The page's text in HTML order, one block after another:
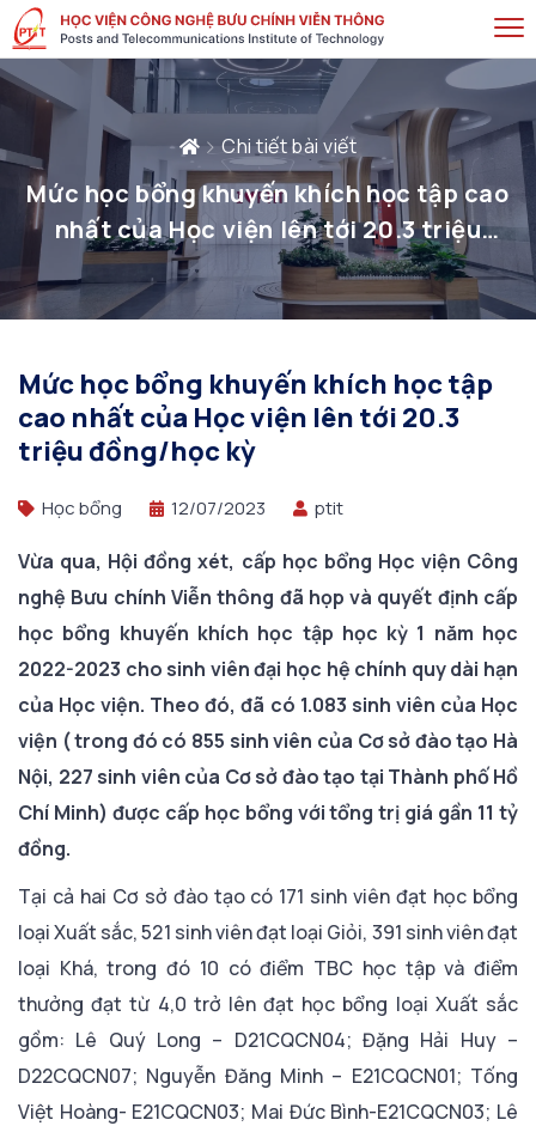
Chi tiết bài viết
Mức học bổng khuyến khích học tập cao
nhất của Học viện lên tới 20.3 triệu
đồng/học kỳ
Mức học bổng khuyến khích học tập
cao nhất của Học viện lên tới 20.3
triệu đồng/học kỳ
Học bổng 12/07/2023 ptit
Vừa qua, Hội đồng xét, cấp học bổng Học viện Công
nghệ Bưu chính Viễn thông đã họp và quyết định cấp
học bổng khuyến khích học tập học kỳ 1 năm học
2022-2023 cho sinh viên đại học hệ chính quy dài hạn
của Học viện. Theo đó, đã có 1.083 sinh viên của Học
viện ( trong đó có 855 sinh viên của Cơ sở đào tạo Hà
Nội, 227 sinh viên của Cơ sở đào tạo tại Thành phố Hồ
Chí Minh) được cấp học bổng với tổng trị giá gần 11 tỷ
đồng.
Tại cả hai Cơ sở đào tạo có 171 sinh viên đạt học bổng
loại Xuất sắc, 521 sinh viên đạt loại Giỏi, 391 sinh viên đạt
loại Khá, trong đó 10 có điểm TBC học tập và điểm
thưởng đạt từ 4,0 trở lên đạt học bổng loại Xuất sắc
gồm: Lê Quý Long – D21CQCN04; Đặng Hải Huy –
D22CQCN07; Nguyễn Đăng Minh – E21CQCN01; Tống
Việt Hoàng- E21CQCN03; Mai Đức Bình-E21CQCN03; Lê